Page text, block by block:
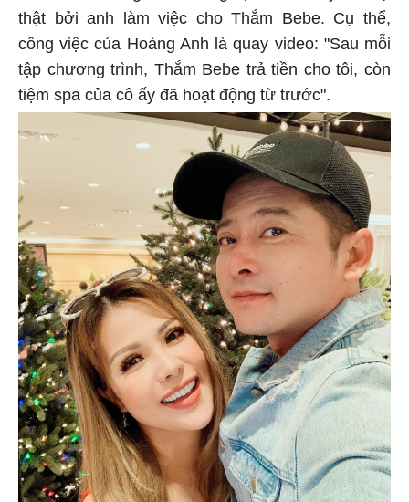
thật bởi anh làm việc cho Thắm Bebe. Cụ thể,
công việc của Hoàng Anh là quay video: "Sau mỗi
tập chương trình, Thắm Bebe trả tiền cho tôi, còn
tiệm spa của cô ấy đã hoạt động từ trước".